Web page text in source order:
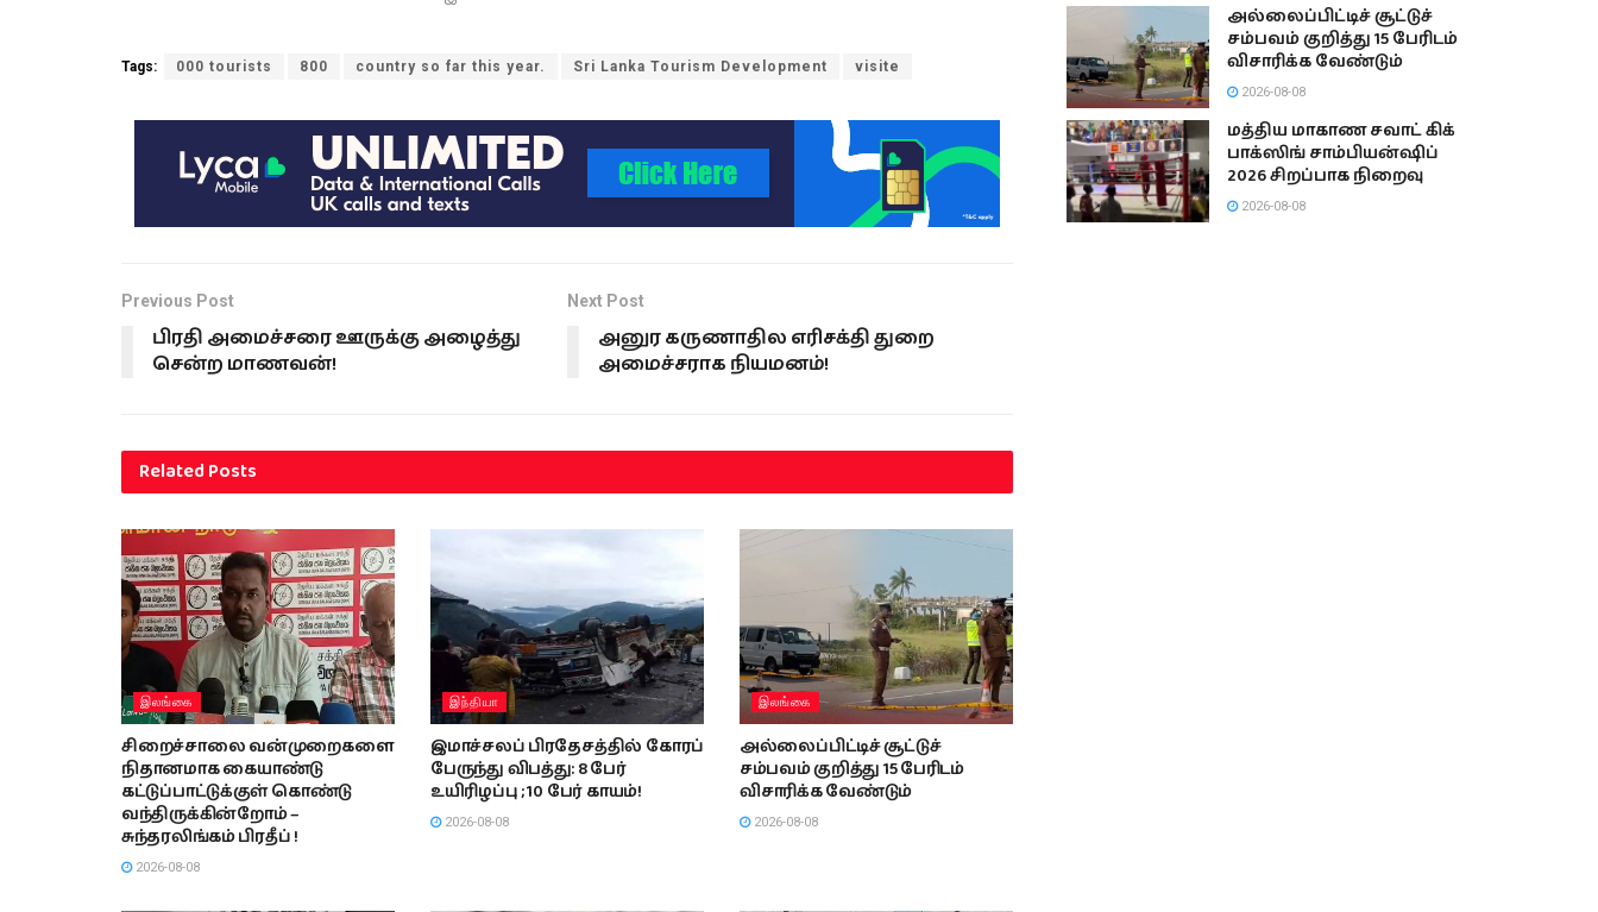
Tags: 000 tourists 800 country so far this year. Sri Lanka Tourism Development visite
Previous Post
பிரதி அமைச்சரை ஊருக்கு அழைத்து
சென்ற மாணவன்!
Next Post
அனுர கருணாதில எரிசக்தி துறை
அமைச்சராக நியமனம்!
RelatedPosts
இலங்கை
சிறைச்சாலை வன்முறைகளை
நிதானமாக கையாண்டு
கட்டுப்பாட்டுக்குள் கொண்டு
வந்திருக்கின்றோம் –
சுந்தரலிங்கம் பிரதீப் !
2026-08-08
இந்தியா
இமாச்சலப் பிரதேசத்தில் கோரப்
பேருந்து விபத்து: 8 பேர்
உயிரிழப்பு ; 10 பேர் காயம்!
2026-08-08
இலங்கை
அல்லைப்பிட்டிச் சூட்டுச்
சம்பவம் குறித்து 15 பேரிடம்
விசாரிக்க வேண்டும்
2026-08-08
அல்லைப்பிட்டிச் சூட்டுச்
சம்பவம் குறித்து 15 பேரிடம்
விசாரிக்க வேண்டும்
2026-08-08
மத்திய மாகாண சவாட் கிக்
பாக்ஸிங் சாம்பியன்ஷிப்
2026 சிறப்பாக நிறைவு
2026-08-08